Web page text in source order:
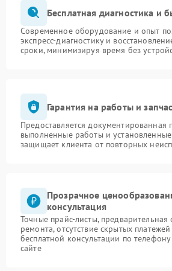
Бесплатная диагностика и
Современное оборудование и опыт
экспресс-диагностику и
сроки, минимизируя время без
Гарантия на работы и
Предоставляется документированная
выполненные работы и установленные
защищает клиента от повторных
Прозрачное
консультация
Точные прайс-листы, предварительная
ремонта, отсутствие скрытых
бесплатной консультации по
сайте